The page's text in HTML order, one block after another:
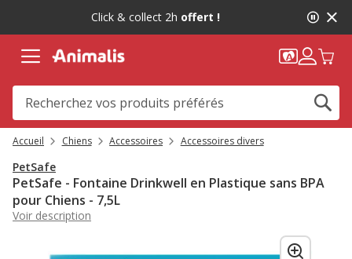
message,
Click & collect 2h offert !
Accueil Chiens Accessoires Accessoires divers
PetSafe
PetSafe - Fontaine Drinkwell en Plastique sans BPA
pour Chiens - 7,5L
Voir description